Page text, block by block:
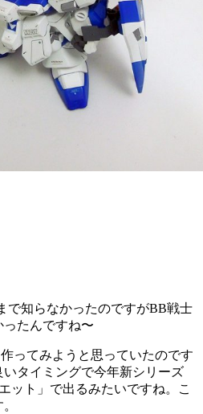
で知らなかったのですがBB戦士
たんですね〜
ってみようと思っていたのです
タイミングで今年新シリーズ
ット」で出るみたいですね。こ